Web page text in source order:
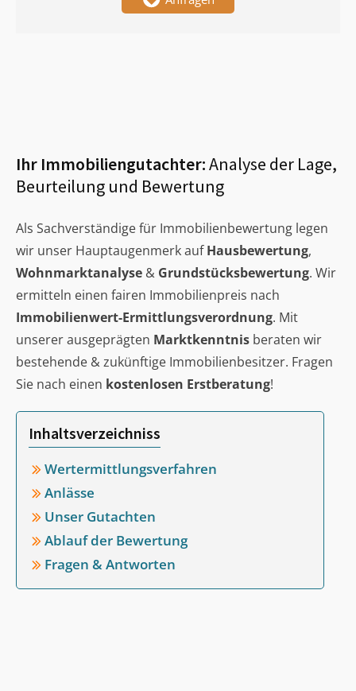
Ihr Immobiliengutachter:Analyse der Lage,
Beurteilung und Bewertung
Als Sachverständige für Immobilienbewertung legen
wir unser Hauptaugenmerk aufHausbewertung,
Wohnmarktanalyse & Grundstücksbewertung. Wir
ermitteln einen fairen Immobilienpreis nach
Immobilienwert-Ermittlungsverordnung. Mit
unserer ausgeprägten Marktkenntnis beraten wir
bestehende & zukünftige Immobilienbesitzer. Fragen
Sie nach einen kostenlosen Erstberatung!
Inhaltsverzeichniss
Wertermittlungsverfahren
Anlässe
Unser Gutachten
Ablauf der Bewertung
Fragen & Antworten